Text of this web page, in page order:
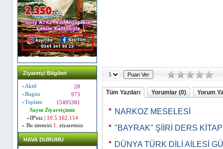
Ziyaretçi Bilgileri
»Aktif
28
»Bugün
973
»Toplam
15495381
Sayın Ziyaretçimiz
»IP'niz |
10.5.162.114
» Bu sitemizi 1. ziyaretiniz
HAVA DURUMU
Tüm Yazıları Yorumlar (0) Yorum
NARKOZ MESELESİ
"BAYRAK" ŞİİRİ DERS
DÜNYA TÜRK DİLİ AİLESİ